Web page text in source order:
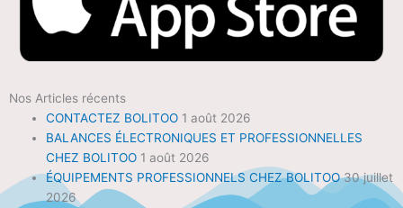
Nos Articles récents
CONTACTEZ BOLITOO 1 août 2026
BALANCES ÉLECTRONIQUES ET PROFESSIONNELLES
CHEZ BOLITOO 1 août 2026
ÉQUIPEMENTS PROFESSIONNELS CHEZ BOLITOO 30 juillet
2026